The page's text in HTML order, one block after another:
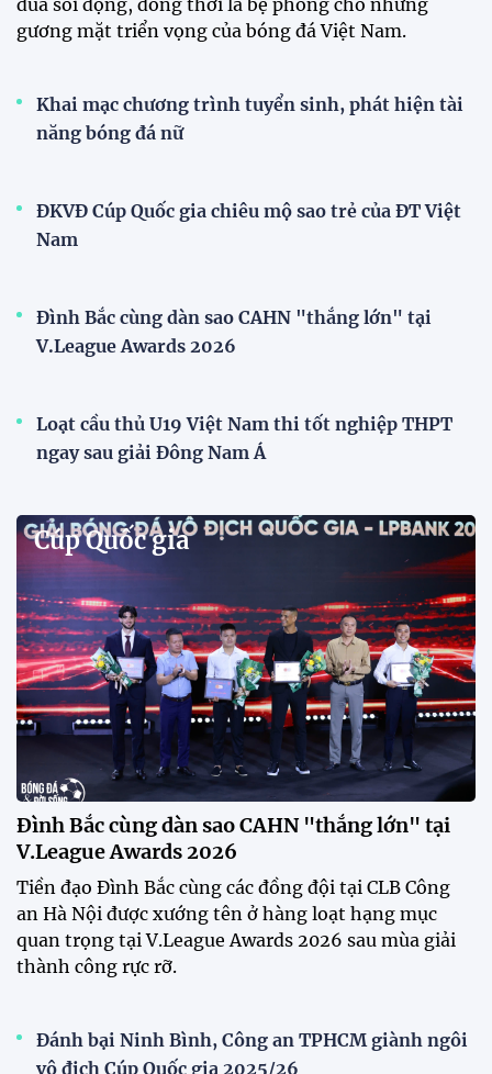
ASEAN Cup 2026?
Đội tuyển Việt Nam được người hâm mộ chào đón
nồng nhiệt khi trở về Hà Nội
Đội tuyển nữ Việt Nam
tập để theo dõi sao nhập tịch tuyển Việt Nam
Buổi tập của tuyển Việt Nam chiều nay (29/7) bất
ngờ thu hút sự chú ý của truyền thông Singapore
khi một phóng viên có mặt tại sân để trực tiếp theo
dõi màn thể hiện của các ngôi sao nhập tịch.
Đình Bắc cùng dàn sao CAHN "thắng lớn" tại
V.League Awards 2026
Festival bóng đá nữ trẻ 2026 lan tỏa đam mê tại
Đồng Tháp
Bóng đá Việt Nam nhận giải thưởng đặc biệt từ
AFC
Bóng đá nữ Việt Nam đón cú hích lớn trước mùa
giải 2026